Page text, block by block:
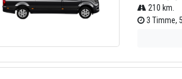
210 km.
3 Timme,